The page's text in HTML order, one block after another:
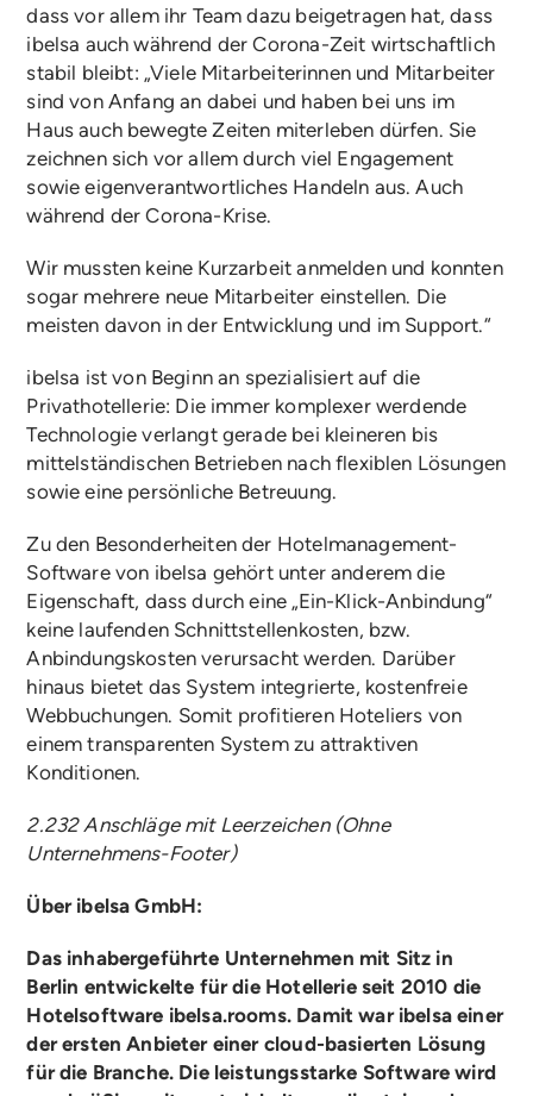
dass vor allem ihr Team dazu beigetragen hat, dass
ibelsa auch während der Corona-Zeit wirtschaftlich
stabil bleibt: „Viele Mitarbeiterinnen und Mitarbeiter
sind von Anfang an dabei und haben bei uns im
Haus auch bewegte Zeiten miterleben dürfen. Sie
zeichnen sich vor allem durch viel Engagement
sowie eigenverantwortliches Handeln aus. Auch
während der Corona-Krise.
Wir mussten keine Kurzarbeit anmelden und konnten
sogar mehrere neue Mitarbeiter einstellen. Die
meisten davon in der Entwicklung und im Support.“
ibelsa ist von Beginn an spezialisiert auf die
Privathotellerie: Die immer komplexer werdende
Technologie verlangt gerade bei kleineren bis
mittelständischen Betrieben nach flexiblen Lösungen
sowie eine persönliche Betreuung.
Zu den Besonderheiten der Hotelmanagement-
Software von ibelsa gehört unter anderem die
Eigenschaft, dass durch eine „Ein-Klick-Anbindung“
keine laufenden Schnittstellenkosten, bzw.
Anbindungskosten verursacht werden. Darüber
hinaus bietet das System integrierte, kostenfreie
Webbuchungen. Somit profitieren Hoteliers von
einem transparenten System zu attraktiven
Konditionen.
2.232 Anschläge mit Leerzeichen (Ohne
Unternehmens-Footer)
Über ibelsa GmbH:
Das inhabergeführte Unternehmen mit Sitz in
Berlin entwickelte für die Hotellerie seit 2010 die
Hotelsoftware ibelsa.rooms. Damit war ibelsa einer
der ersten Anbieter einer cloud-basierten Lösung
für die Branche. Die leistungsstarke Software wird